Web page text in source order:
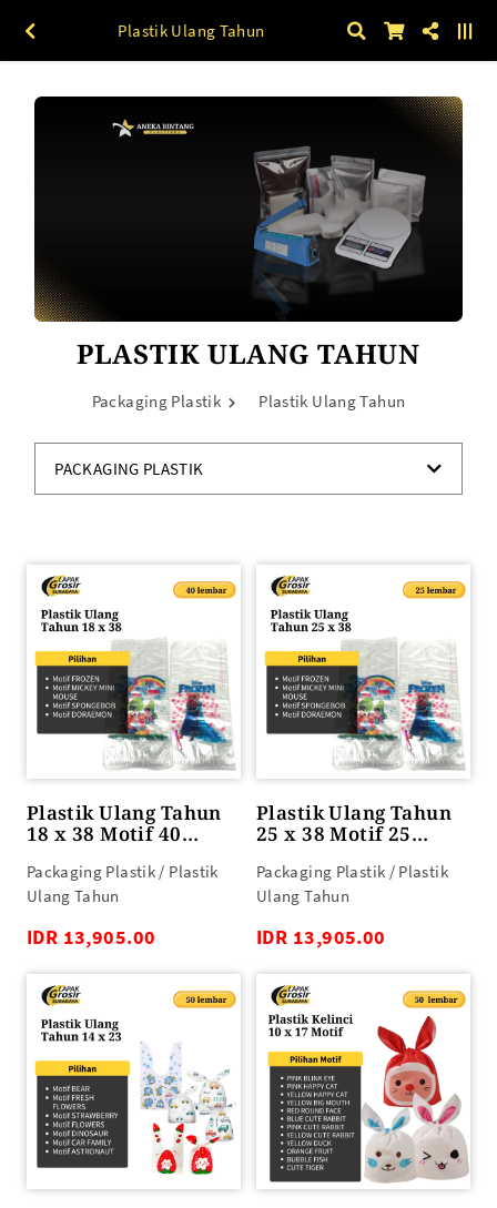
Plastik Ulang Tahun
PLASTIK ULANG TAHUN
Packaging Plastik Plastik Ulang Tahun
PACKAGING PLASTIK
Plastik Ulang Tahun
18 x 38 Motif 40
Packaging Plastik / Plastik
Ulang Tahun
IDR 13,905.00
Plastik Ulang Tahun
25 x 38 Motif 25
Packaging Plastik / Plastik
Ulang Tahun
IDR 13,905.00